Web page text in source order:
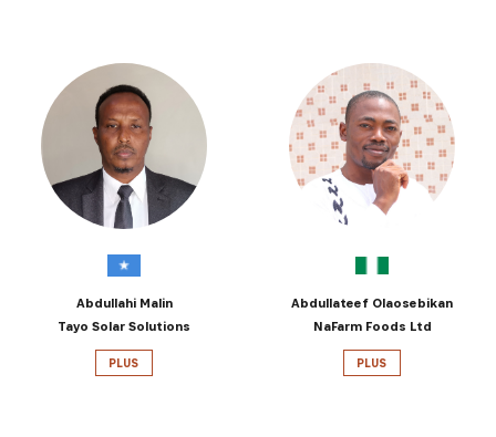
Abdullahi Malin
Tayo Solar Solutions
PLUS
Abdullateef Olaosebikan
NaFarm Foods Ltd
PLUS